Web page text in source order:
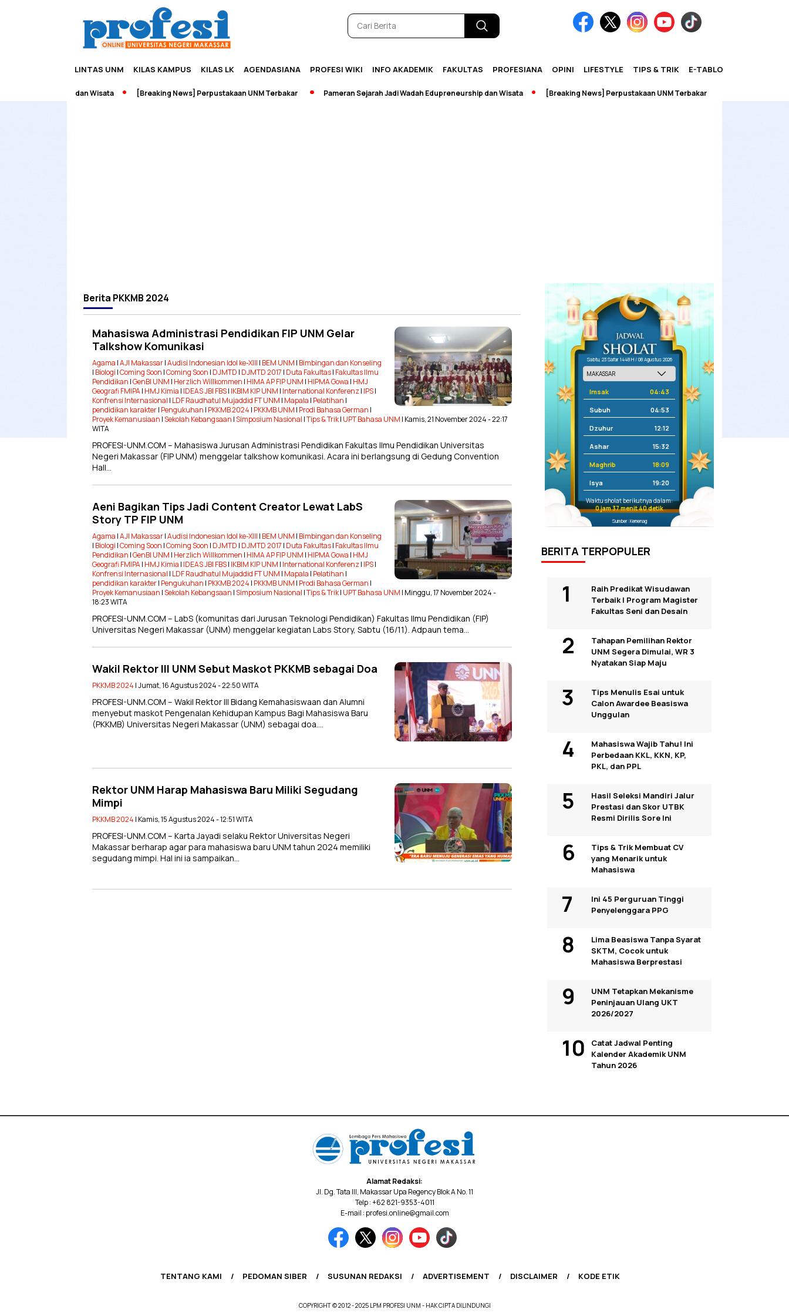
LINTAS UNM KILAS KAMPUS KILAS LK AGENDASIANA PROFESI WIKI INFO AKADEMIK FAKULTAS PROFESIANA OPINI LIFESTYLE TIPS & TRIK E-TABLOID
dan Wisata [Breaking News] Perpustakaan UNM Terbakar Pameran Sejarah Jadi Wadah Edupreneurship dan Wisata [Breaking News] Perpustakaan UNM Terbakar
Berita PKKMB 2024
Mahasiswa Administrasi Pendidikan FIP UNM Gelar
Talkshow Komunikasi
Agama |AJI Makassar|Audisi Indonesian Idol ke-XIII | BEM UNM | Bimbingan dan Konseling
| Biologi |Coming Soon |Coming Soon | DJMTD | DJMTD 2017 | Duta Fakultas| Fakultas Ilmu
Pendidikan |GenBI UNM | Herzlich Willkommen | HIMA AP FIP UNM | HIPMA Gowa | HMJ
Geografi FMIPA| HMJ Kimia | IDEAS JBI FBS| IKBIM KIP UNM | International Konferenz| IPS|
Konfrensi Internasional | LDF Raudhatul Mujaddid FT UNM | Mapala | Pelatihan |
pendidikan karakter| Pengukuhan | PKKMB 2024 | PKKMB UNM | Prodi Bahasa German |
Proyek Kemanusiaan |Sekolah Kebangsaan |Simposium Nasional |Tips & Trik| UPT Bahasa UNM | Kamis, 21 November 2024 - 22:17
WITA
PROFESI-UNM.COM – Mahasiswa Jurusan Administrasi Pendidikan Fakultas Ilmu Pendidikan Universitas
Negeri Makassar (FIP UNM) menggelar talkshow komunikasi. Acara ini berlangsung di Gedung Convention
Hall…
Aeni Bagikan Tips Jadi Content Creator Lewat LabS
Story TP FIP UNM
Agama |AJI Makassar|Audisi Indonesian Idol ke-XIII | BEM UNM | Bimbingan dan Konseling
| Biologi |Coming Soon |Coming Soon | DJMTD | DJMTD 2017 | Duta Fakultas| Fakultas Ilmu
Pendidikan |GenBI UNM | Herzlich Willkommen | HIMA AP FIP UNM | HIPMA Gowa | HMJ
Geografi FMIPA| HMJ Kimia | IDEAS JBI FBS| IKBIM KIP UNM | International Konferenz| IPS|
Konfrensi Internasional | LDF Raudhatul Mujaddid FT UNM | Mapala | Pelatihan |
pendidikan karakter| Pengukuhan | PKKMB 2024 | PKKMB UNM | Prodi Bahasa German |
Proyek Kemanusiaan |Sekolah Kebangsaan |Simposium Nasional |Tips & Trik| UPT Bahasa UNM | Minggu, 17 November 2024 -
18:23 WITA
PROFESI-UNM.COM – LabS (komunitas dari Jurusan Teknologi Pendidikan) Fakultas Ilmu Pendidikan (FIP)
Universitas Negeri Makassar (UNM) menggelar kegiatan Labs Story, Sabtu (16/11). Adpaun tema…
Wakil Rektor III UNM Sebut Maskot PKKMB sebagai Doa
PKKMB 2024 | Jumat, 16 Agustus 2024 - 22:50 WITA
PROFESI-UNM.COM – Wakil Rektor III Bidang Kemahasiswaan dan Alumni
menyebut maskot Pengenalan Kehidupan Kampus Bagi Mahasiswa Baru
(PKKMB) Universitas Negeri Makassar (UNM) sebagai doa….
Rektor UNM Harap Mahasiswa Baru Miliki Segudang
Mimpi
PKKMB 2024 | Kamis, 15 Agustus 2024 - 12:51 WITA
PROFESI-UNM.COM – Karta Jayadi selaku Rektor Universitas Negeri
Makassar berharap agar para mahasiswa baru UNM tahun 2024 memiliki
segudang mimpi. Hal ini ia sampaikan…
Sabtu, 23 Safar 1448 H / 08 Agustus 2026
Imsak 04:43
Subuh 04:53
Dzuhur 12:12
Ashar 15:32
Maghrib 18:09
Isya 19:20
Waktu sholat berikutnya dalam:
0 jam 37 menit 39 detik
Sumber: Kemenag
BERITA TERPOPULER
Raih Predikat Wisudawan
Terbaik I Program Magister
Fakultas Seni dan Desain
Tahapan Pemilihan Rektor
UNM Segera Dimulai, WR 3
Nyatakan Siap Maju
Tips Menulis Esai untuk
Calon Awardee Beasiswa
Unggulan
Mahasiswa Wajib Tahu! Ini
Perbedaan KKL, KKN, KP,
PKL, dan PPL
Hasil Seleksi Mandiri Jalur
Prestasi dan Skor UTBK
Resmi Dirilis Sore Ini
Tips & Trik Membuat CV
yang Menarik untuk
Mahasiswa
Ini 45 Perguruan Tinggi
Penyelenggara PPG
Lima Beasiswa Tanpa Syarat
SKTM, Cocok untuk
Mahasiswa Berprestasi
UNM Tetapkan Mekanisme
Peninjauan Ulang UKT
2026/2027
Catat Jadwal Penting
Kalender Akademik UNM
Tahun 2026
Alamat Redaksi:
Jl. Dg. Tata III, Makassar Upa Regency Blok A No. 11
Telp : +62 821-9353-4011
E-mail : profesi.online@gmail.com
TENTANG KAMI PEDOMAN SIBER SUSUNAN REDAKSI ADVERTISEMENT DISCLAIMER KODE ETIK
COPYRIGHT © 2012 - 2025 LPM PROFESI UNM - HAK CIPTA DILINDUNGI